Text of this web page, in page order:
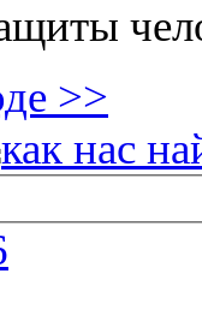
>>
как нас